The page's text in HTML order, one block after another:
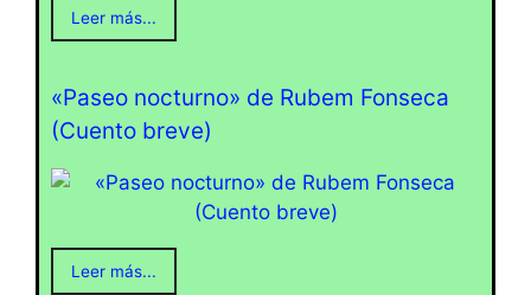
Leer más...
«Paseo nocturno» de Rubem Fonseca
(Cuento breve)
Leer más...